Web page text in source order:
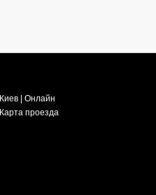
Киев | Онлайн
Карта проезда